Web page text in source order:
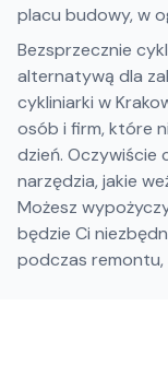
placu budowy, w
Bezsprzecznie
alternatywą dla
cykliniarki w
osób i firm, które
dzień. Oczywiście
narzędzia, jakie
Możesz
będzie Ci
podczas